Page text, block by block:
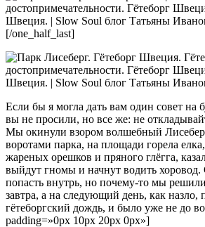
[/one_half_last]
Если бы я могла дать вам один совет
вы не просили, но все же: не
Мы окинули взором волшебный
воротами парка, на площади горела
жареных орешков и пряного глёгга,
выйдут гномы и начнут водить хоровод.
попасть внутрь, но почему-то мы
завтра, а на следующий день, как назло,
гётеборгский дождь, и было уже не до
padding=»0px 10px 20px 0px»]